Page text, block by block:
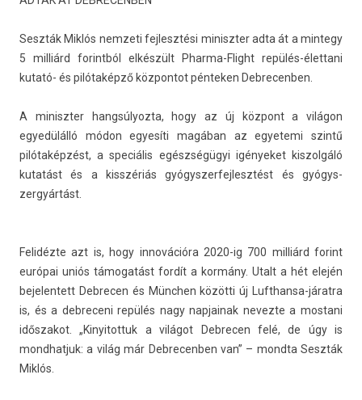
Seszták Miklós nem­zeti fej­lesztési miniszt­er adta át a min­tegy
5 milliárd forintból elkészült Pharma-Flight repülés-élettani
kutató- és pilótaképző köz­pontot pén­tek­en De­brecenb­en.
A miniszt­er han­gsúlyoz­ta, hogy az új központ a világon
egyedülálló módon egyesíti magában az egyetemi szintű
pilótaképzést, a speciális egészségügyi igényeket kis­zolgáló
kutatást és a kisszériás gyógys­zerfej­lesztést és gyógys­
zergyár­tást.
Felidézte azt is, hogy innovációra 2020-ig 700 milliárd forint
európai uniós támogatást fordít a kormány. Utalt a hét elején
be­jelen­tett De­brec­en és München közötti új Lufthansa-járatra
is, és a de­breceni repülés nagy nap­jainak nevez­te a mos­tani
idős­zakot. „Kinyitot­tuk a világot De­brec­en felé, de úgy is
mondhat­juk: a világ már De­brecenb­en van” – mondta Seszták
Miklós.